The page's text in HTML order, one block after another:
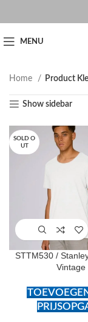
MENU
Home Product
Show sidebar
SOLD O
UT
STTM530 /
Vintage